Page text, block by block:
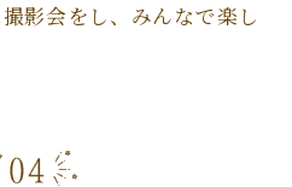
影会をし、みんなで楽し